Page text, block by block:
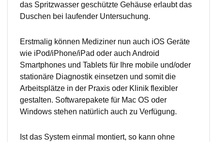
das Spritzwasser geschützte Gehäuse erlaubt das
Duschen bei laufender Untersuchung.
Erstmalig können Mediziner nun auch iOS Geräte
wie iPod/iPhone/iPad oder auch Android
Smartphones und Tablets für Ihre mobile und/oder
stationäre Diagnostik einsetzen und somit die
Arbeitsplätze in der Praxis oder Klinik flexibler
gestalten. Softwarepakete für Mac OS oder
Windows stehen natürlich auch zu Verfügung.
Ist das System einmal montiert, so kann ohne